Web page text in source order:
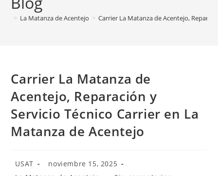
> La Matanza de Acentejo > Carrier La Matanza de Acentejo,
Carrier La Matanza de
Acentejo, Reparación y
Servicio Técnico Carrier en La
Matanza de Acentejo
Autor
USAT
Publicación
noviembre 15, 2025